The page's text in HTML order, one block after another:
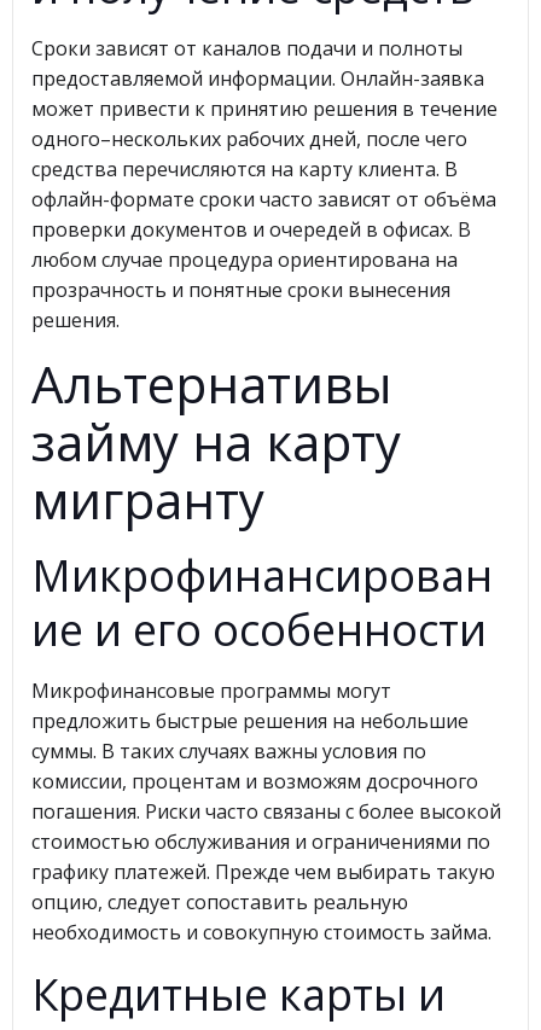
Сроки зависят от каналов подачи и полноты
предоставляемой информации. Онлайн-заявка
может привести к принятию решения в течение
одного–нескольких рабочих дней, после чего
средства перечисляются на карту клиента. В
офлайн-формате сроки часто зависят от объёма
проверки документов и очередей в офисах. В
любом случае процедура ориентирована на
прозрачность и понятные сроки вынесения
решения.
Альтернативы
займу на карту
мигранту
Микрофинансирован
ие и его особенности
Микрофинансовые программы могут
предложить быстрые решения на небольшие
суммы. В таких случаях важны условия по
комиссии, процентам и возможям досрочного
погашения. Риски часто связаны с более высокой
стоимостью обслуживания и ограничениями по
графику платежей. Прежде чем выбирать такую
опцию, следует сопоставить реальную
необходимость и совокупную стоимость займа.
Кредитные карты и